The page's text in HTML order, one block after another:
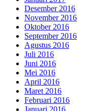
Desember 2016
November 2016
Oktober 2016
September 2016
Agustus 2016
Juli 2016
Juni 2016
Mei 2016
April 2016
Maret 2016
Februari 2016
Januari 2016